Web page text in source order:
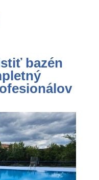
bazén